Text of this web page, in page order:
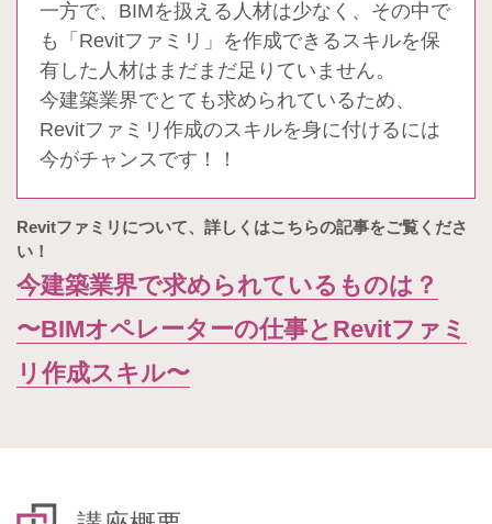
一方で、BIMを扱える人材は少なく、その中で
も「Revitファミリ」を作成できるスキルを保
有した人材はまだまだ足りていません。
今建築業界でとても求められているため、
Revitファミリ作成のスキルを身に付けるには
今がチャンスです！！
Revitファミリについて、詳しくはこちらの記事をご覧くださ
い！
今建築業界で求められているものは？
〜BIMオペレーターの仕事とRevitファミ
リ作成スキル〜